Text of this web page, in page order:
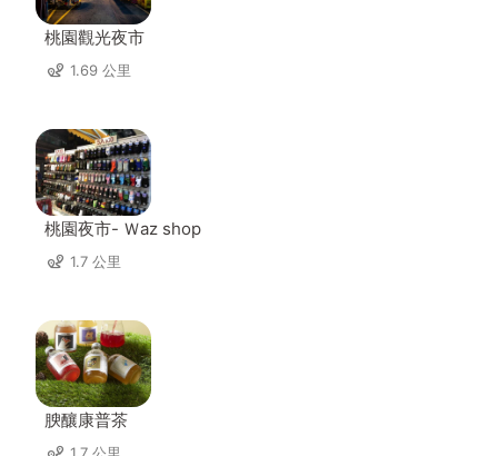
桃園觀光夜市
1.69 公里
桃園夜市- Ｗaz shop
1.7 公里
腴釀康普茶